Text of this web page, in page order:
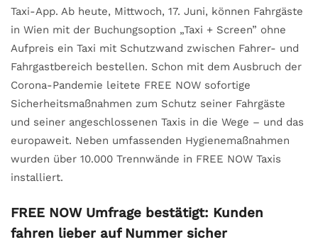
Taxi-App. Ab heute, Mittwoch, 17. Juni, können Fahrgäste
in Wien mit der Buchungsoption „Taxi + Screen” ohne
Aufpreis ein Taxi mit Schutzwand zwischen Fahrer- und
Fahrgastbereich bestellen. Schon mit dem Ausbruch der
Corona-Pandemie leitete FREE NOW sofortige
Sicherheitsmaßnahmen zum Schutz seiner Fahrgäste
und seiner angeschlossenen Taxis in die Wege – und das
europaweit. Neben umfassenden Hygienemaßnahmen
wurden über 10.000 Trennwände in FREE NOW Taxis
installiert.
FREE NOW Umfrage bestätigt: Kunden
fahren lieber auf Nummer sicher